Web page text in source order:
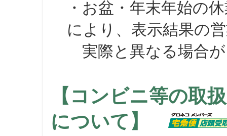
・お盆・年末年始の
により、表示結果の
実際と異なる場合が
【コンビニ等の取
について】